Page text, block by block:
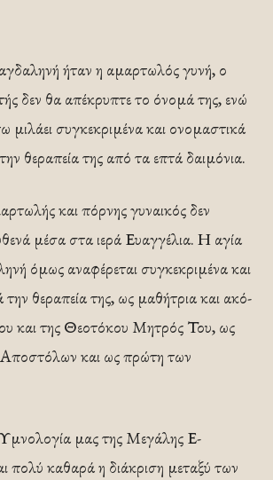
ήταν η αμαρτωλός γυνή, ο
δεν θα απέκρυπτε το όνομά της, ενώ
συγκεκριμένα και ονομαστικά
θεραπεία της από τα επτά δαιμόνια.
και πόρνης γυναικός δεν
μέσα στα ιερά Ευαγγέλια. Η αγία
όμως αναφέρεται συγκεκριμένα και
θεραπεία της, ως μαθήτρια και ακό­
και της Θεοτόκου Μητρός Του, ως
και ως πρώτη των
μας της Μεγάλης Ε­
πολύ καθαρά η διάκριση μεταξύ των